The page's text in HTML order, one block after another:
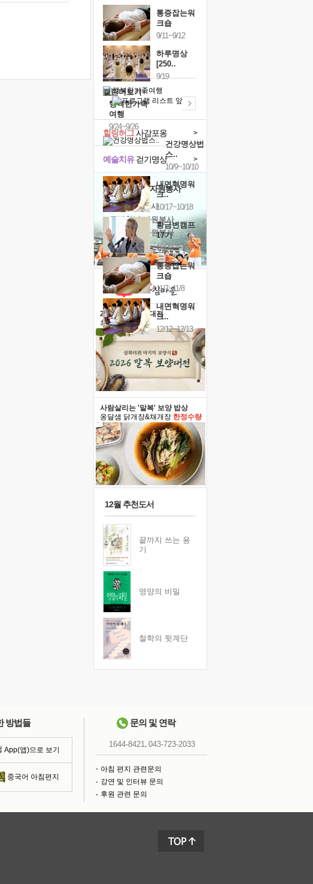
통증잡는워
크숍
9/11~9/12
하루명상
[250..
9/19
행복한가족
여행
9/24~9/26
건강명상법
스..
10/9~10/10
내면혁명워
크..
10/17~10/18
황금변캠프
17기
10/30~10/31
통증잡는워
크숍
11/7~11/8
내면혁명워
크..
12/12~12/13
캘린더보기+
예술치유걷기명상 >
힐링허그사감포옹 >
'옹달샘의 꽃'자원봉사
· 청년 자원봉사
· 금빛청년 자원봉사
· 음식연구 자원봉사
2026 말복 보양대전
최대74%할인
사람살리는 '말복' 보양 밥상
옹달샘 닭개장&채개장 한정수량
12월 추천도서
끝까지 쓰는 용
기
영양의 비밀
철학의 뒷계단
방법들
App(앱)으로 보기
중국어 아침편지
문의 및 연락
1644-8421, 043-723-2033
아침 편지 관련문의
강연 및 인터뷰 문의
후원 관련 문의